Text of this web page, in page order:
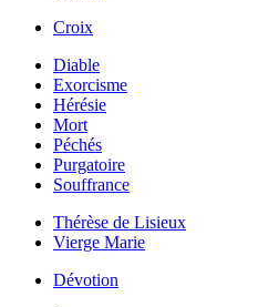
Croix
Diable
Exorcisme
Hérésie
Mort
Péchés
Purgatoire
Souffrance
Thérèse de Lisieux
Vierge Marie
Dévotion